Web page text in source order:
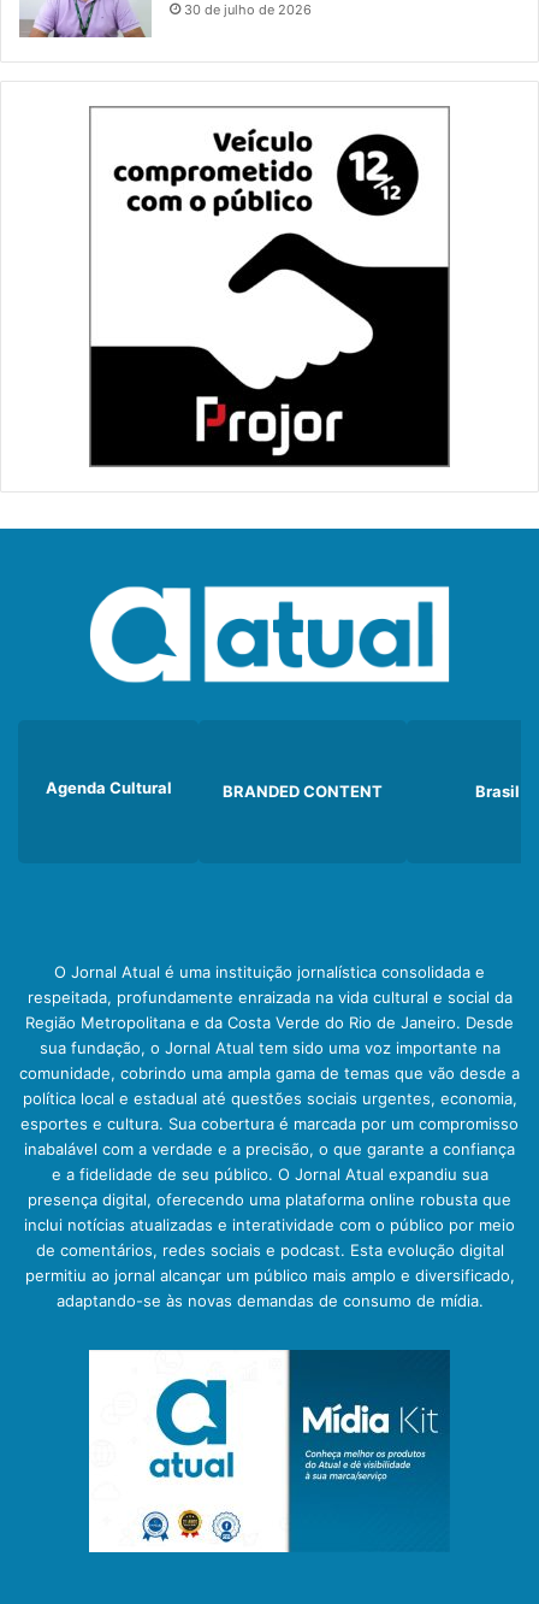
30 de julho de 2026
Agenda Cultural BRANDED CONTENT Brasil
O Jornal Atual é uma instituição jornalística consolidada e
respeitada, profundamente enraizada na vida cultural e social da
Região Metropolitana e da Costa Verde do Rio de Janeiro. Desde
sua fundação, o Jornal Atual tem sido uma voz importante na
comunidade, cobrindo uma ampla gama de temas que vão desde a
política local e estadual até questões sociais urgentes, economia,
esportes e cultura. Sua cobertura é marcada por um compromisso
inabalável com a verdade e a precisão, o que garante a confiança
e a fidelidade de seu público. O Jornal Atual expandiu sua
presença digital, oferecendo uma plataforma online robusta que
inclui notícias atualizadas e interatividade com o público por meio
de comentários, redes sociais e podcast. Esta evolução digital
permitiu ao jornal alcançar um público mais amplo e diversificado,
adaptando-se às novas demandas de consumo de mídia.